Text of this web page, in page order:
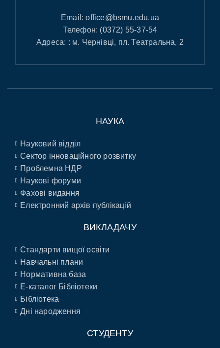
Email:office@bsmu.edu.ua
Телефон: (0372) 55-37-54
Адреса: : м. Чернівці, пл. Театральна, 2
НАУКА
Науковий відділ
Сектор інноваційного розвитку
Проблемна НДР
Наукові форуми
Фахові видання
Електронний архів публікацій
ВИКЛАДАЧУ
Стандарти вищої освіти
Навчальні плани
Нормативна база
E-каталог Бібліотеки
Бібліотека
Дні народження
СТУДЕНТУ